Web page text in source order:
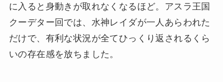
に入ると身動きが取れなくなるほど。アスラ王国
クーデター回では、水神レイダが一人あらわれた
だけで、有利な状況が全てひっくり返されるくら
いの存在感を放ちました。